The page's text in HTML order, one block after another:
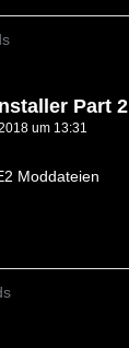
Part 2
um 13:31
Moddateien